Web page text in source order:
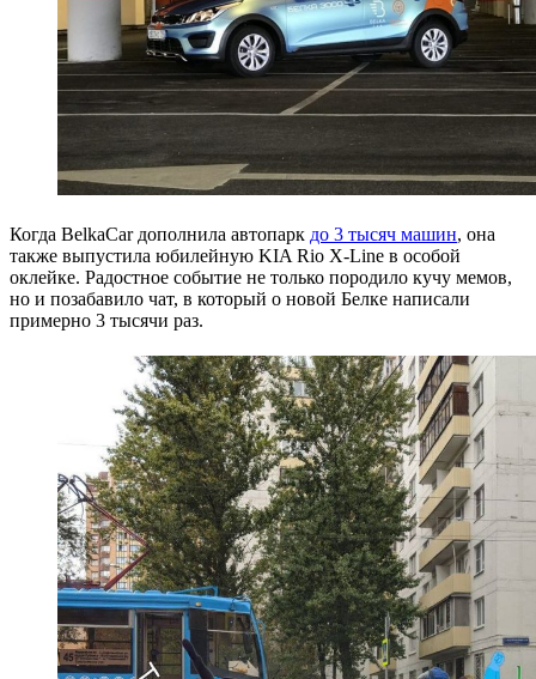
Когда BelkaCar дополнила автопарк до 3 тысяч машин, она
также выпустила юбилейную KIA Rio X-Line в особой
оклейке. Радостное событие не только породило кучу мемов,
но и позабавило чат, в который о новой Белке написали
примерно 3 тысячи раз.